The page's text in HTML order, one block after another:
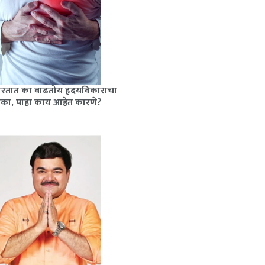
का वाढतोय हृदयविकाराचा
पाहा काय आहेत कारणे?